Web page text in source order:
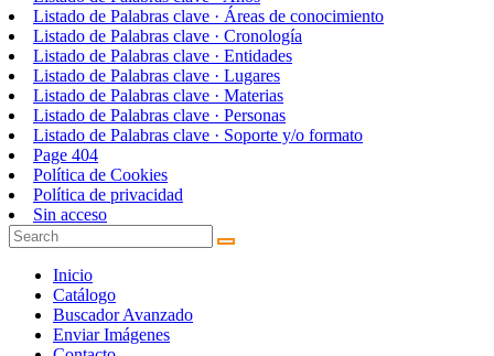
Listado de Palabras clave · Áreas de conocimiento
Listado de Palabras clave · Cronología
Listado de Palabras clave · Entidades
Listado de Palabras clave · Lugares
Listado de Palabras clave · Materias
Listado de Palabras clave · Personas
Listado de Palabras clave · Soporte y/o formato
Page 404
Política de Cookies
Política de privacidad
Sin acceso
Inicio
Catálogo
Buscador Avanzado
Enviar Imágenes